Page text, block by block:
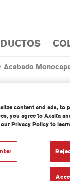
Acabado
un tinte
content and ads, to
you agree to Axalta
Privacy Policy to